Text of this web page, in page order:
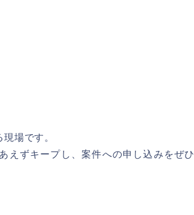
場です。
えずキープし、案件への申し込みをぜひ